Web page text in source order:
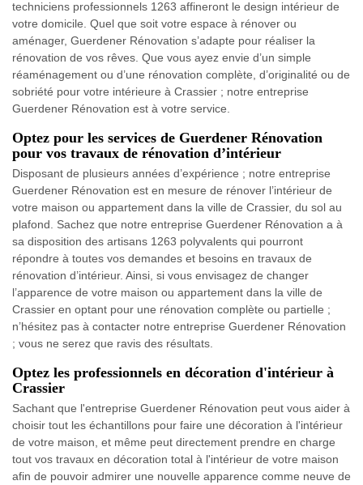
techniciens professionnels 1263 affineront le design intérieur de
votre domicile. Quel que soit votre espace à rénover ou
aménager, Guerdener Rénovation s’adapte pour réaliser la
rénovation de vos rêves. Que vous ayez envie d’un simple
réaménagement ou d’une rénovation complète, d’originalité ou de
sobriété pour votre intérieure à Crassier ; notre entreprise
Guerdener Rénovation est à votre service.
Optez pour les services de Guerdener Rénovation
pour vos travaux de rénovation d’intérieur
Disposant de plusieurs années d’expérience ; notre entreprise
Guerdener Rénovation est en mesure de rénover l’intérieur de
votre maison ou appartement dans la ville de Crassier, du sol au
plafond. Sachez que notre entreprise Guerdener Rénovation a à
sa disposition des artisans 1263 polyvalents qui pourront
répondre à toutes vos demandes et besoins en travaux de
rénovation d’intérieur. Ainsi, si vous envisagez de changer
l’apparence de votre maison ou appartement dans la ville de
Crassier en optant pour une rénovation complète ou partielle ;
n’hésitez pas à contacter notre entreprise Guerdener Rénovation
; vous ne serez que ravis des résultats.
Optez les professionnels en décoration d'intérieur à
Crassier
Sachant que l'entreprise Guerdener Rénovation peut vous aider à
choisir tout les échantillons pour faire une décoration à l'intérieur
de votre maison, et même peut directement prendre en charge
tout vos travaux en décoration total à l'intérieur de votre maison
afin de pouvoir admirer une nouvelle apparence comme neuve de